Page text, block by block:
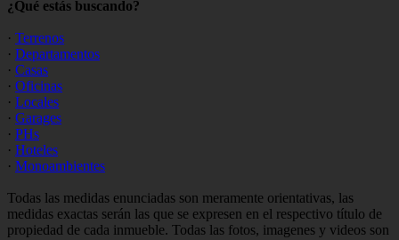
¿Qué estás buscando?
· Terrenos
· Departamentos
· Casas
· Oficinas
· Locales
· Garages
· PHs
· Hoteles
· Monoambientes
Todas las medidas enunciadas son meramente orientativas, las
medidas exactas serán las que se expresen en el respectivo título de
propiedad de cada inmueble. Todas las fotos, imagenes y videos son